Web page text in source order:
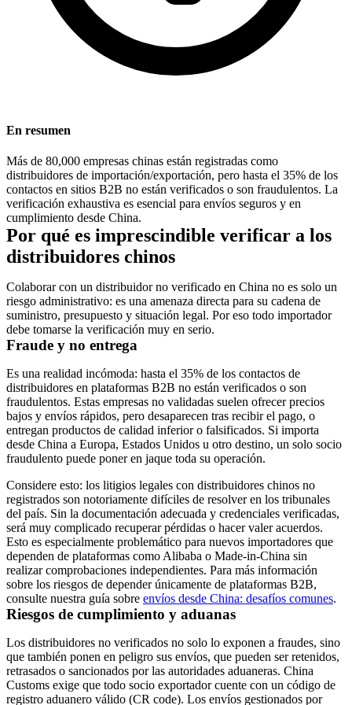
En resumen
Más de 80,000 empresas chinas están registradas como
distribuidores de importación/exportación, pero hasta el 35% de los
contactos en sitios B2B no están verificados o son fraudulentos. La
verificación exhaustiva es esencial para envíos seguros y en
cumplimiento desde China.
Por qué es imprescindible verificar a los
distribuidores chinos
Colaborar con un distribuidor no verificado en China no es solo un
riesgo administrativo: es una amenaza directa para su cadena de
suministro, presupuesto y situación legal. Por eso todo importador
debe tomarse la verificación muy en serio.
Fraude y no entrega
Es una realidad incómoda: hasta el 35% de los contactos de
distribuidores en plataformas B2B no están verificados o son
fraudulentos. Estas empresas no validadas suelen ofrecer precios
bajos y envíos rápidos, pero desaparecen tras recibir el pago, o
entregan productos de calidad inferior o falsificados. Si importa
desde China a Europa, Estados Unidos u otro destino, un solo socio
fraudulento puede poner en jaque toda su operación.
Considere esto: los litigios legales con distribuidores chinos no
registrados son notoriamente difíciles de resolver en los tribunales
del país. Sin la documentación adecuada y credenciales verificadas,
será muy complicado recuperar pérdidas o hacer valer acuerdos.
Esto es especialmente problemático para nuevos importadores que
dependen de plataformas como Alibaba o Made-in-China sin
realizar comprobaciones independientes. Para más información
sobre los riesgos de depender únicamente de plataformas B2B,
consulte nuestra guía sobre envíos desde China: desafíos comunes.
Riesgos de cumplimiento y aduanas
Los distribuidores no verificados no solo lo exponen a fraudes, sino
que también ponen en peligro sus envíos, que pueden ser retenidos,
retrasados o sancionados por las autoridades aduaneras. China
Customs exige que todo socio exportador cuente con un código de
registro aduanero válido (CR code). Los envíos gestionados por